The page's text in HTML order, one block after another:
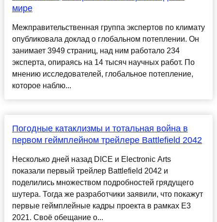
мире
Межправительственная группа экспертов по климату
опубликовала доклад о глобальном потеплении. Он
занимает 3949 страниц, над ним работало 234
эксперта, опираясь на 14 тысяч научных работ. По
мнению исследователей, глобальное потепление,
которое наблю...
Погодные катаклизмы и тотальная война в
первом геймплейном трейлере Battlefield 2042
Несколько дней назад DICE и Electronic Arts
показали первый трейлер Battlefield 2042 и
поделились множеством подробностей грядущего
шутера. Тогда же разработчики заявили, что покажут
первые геймплейные кадры проекта в рамках Е3
2021. Своё обещание о...